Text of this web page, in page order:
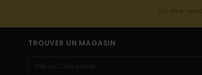
(*) Offre
TROUVER UN MAGASIN